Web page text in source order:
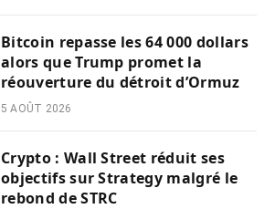
Bitcoin repasse les 64 000 dollars
alors que Trump promet la
réouverture du détroit d’Ormuz
5 AOÛT 2026
Crypto : Wall Street réduit ses
objectifs sur Strategy malgré le
rebond de STRC